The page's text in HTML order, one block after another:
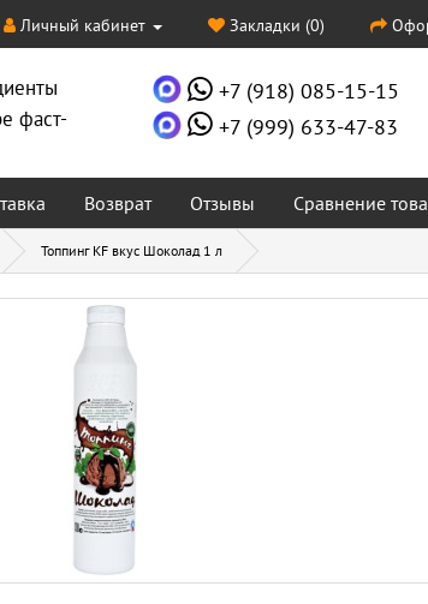
Личный кабинет Закладки (0)
фаст-
+7 (918) 085-15-15
+7 (999) 633-47-83
Возврат Отзывы Сравнение
Топпинг KF вкус Шоколад 1 л